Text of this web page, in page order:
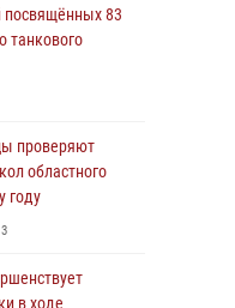
увековечили
белгородского
проверяют
областного
посвящённых 83
танкового
проверяют
областного
году
3
в ходе